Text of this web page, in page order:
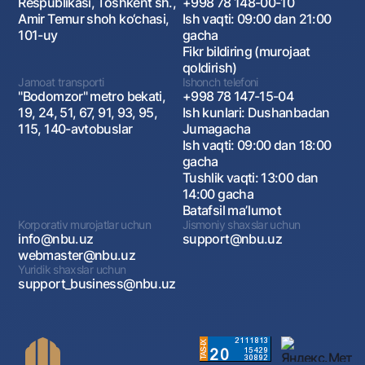
Amir Temur shoh ko‘chasi,
101-uy
Ish vaqti: 09:00 dan 21:00
gacha
Fikr bildiring (murojaat
qoldirish)
Jamoat transporti
"Bodomzor" metro bekati,
19, 24, 51, 67, 91, 93, 95,
115, 140-avtobuslar
Ishonch telefoni
+998 78 147-15-04
Ish kunlari: Dushanbadan
Jumagacha
Ish vaqti: 09:00 dan 18:00
gacha
Tushlik vaqti: 13:00 dan
14:00 gacha
Batafsil maʼlumot
Korporativ murojatlar uchun
info@nbu.uz
webmaster@nbu.uz
Jismoniy shaxslar uchun
support@nbu.uz
Yuridik shaxslar uchun
support_business@nbu.uz